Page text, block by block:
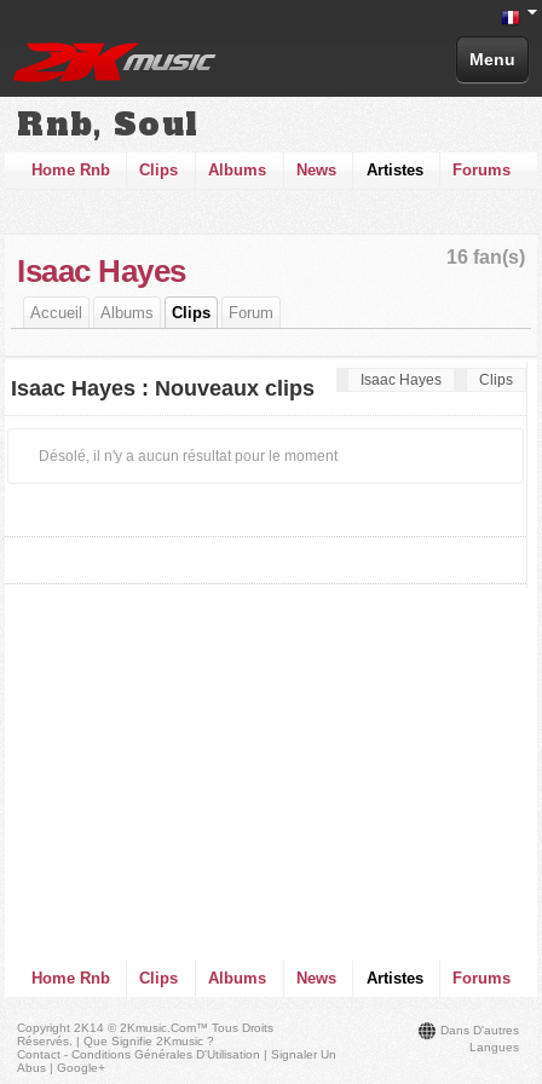
Menu
Rnb, Soul
Home Rnb Clips Albums News Artistes Forums
16 fan(s)
Isaac Hayes
Accueil Albums Clips Forum
Isaac Hayes Clips
Isaac Hayes : Nouveaux clips
Désolé, il n'y a aucun résultat pour le moment
Home Rnb Clips Albums News Artistes Forums
Dans D'autres
Langues
Copyright 2K14 © 2Kmusic.com™Tous Droits
Réservés . |Que Signifie 2Kmusic ?
Contact - Conditions Générales D'Utilisation |Signaler Un
Abus |Google+